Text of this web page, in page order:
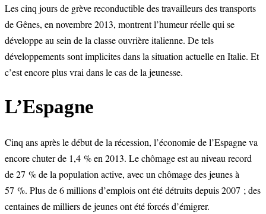
Les cinq jours de grève reconductible des travailleurs des transports
de Gênes, en novembre 2013, montrent l’humeur réelle qui se
développe au sein de la classe ouvrière italienne. De tels
développements sont implicites dans la situation actuelle en Italie. Et
c’est encore plus vrai dans le cas de la jeunesse.
L’Espagne
Cinq ans après le début de la récession, l’économie de l’Espagne va
encore chuter de 1,4 % en 2013. Le chômage est au niveau record
de 27 % de la population active, avec un chômage des jeunes à
57 %. Plus de 6 millions d’emplois ont été détruits depuis 2007 ; des
centaines de milliers de jeunes ont été forcés d’émigrer.